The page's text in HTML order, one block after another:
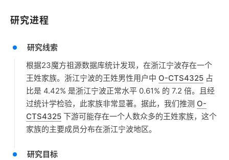
研究进程
研究线索
根据23魔方祖源数据库统计发现，在浙江宁波存在一个
王姓家族。浙江宁波的王姓男性用户中 O-CTS4325 占
比是 4.42% 是浙江宁波正常水平 0.61% 的 7.2 倍。且经
过统计学检验，此家族非常显著。据此，我们推测 O-
CTS4325 下游可能存在一个人数众多的王姓家族，这个
家族的主要成员分布在浙江宁波地区。
研究目标